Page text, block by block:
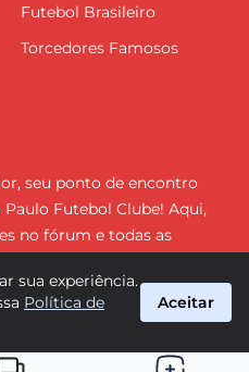
Futebol Brasileiro
Torcedores Famosos
seu ponto de encontro
Futebol Clube! Aqui,
no fórum e todas as
apaixonada pelo
#1Soberano
sua experiência.
Política de
Aceitar